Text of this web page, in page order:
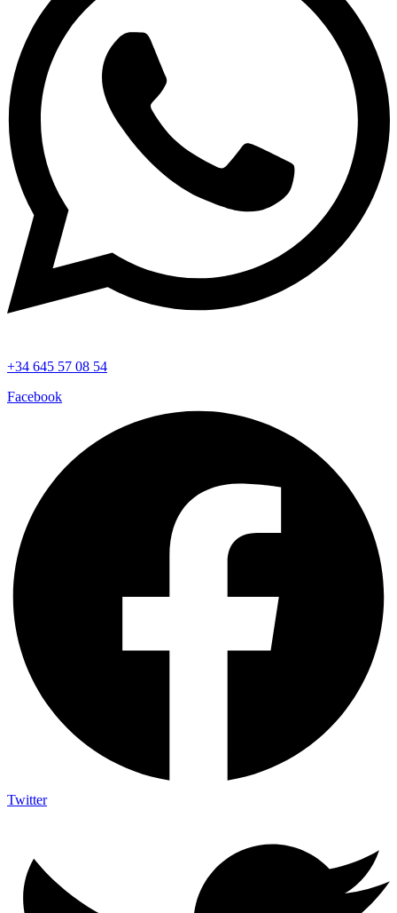
+34 645 57 08 54
Facebook
Twitter